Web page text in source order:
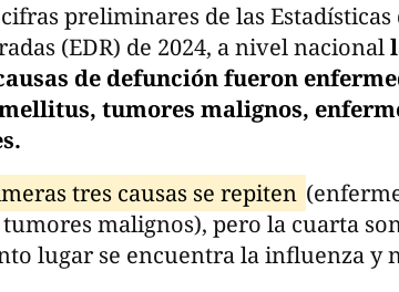
preliminares de las Estadísticas
(EDR) de 2024, a nivel nacional
de defunción fueron
tumores malignos,
tres causas se repiten
malignos), pero la cuarta
lugar se encuentra la influenza y